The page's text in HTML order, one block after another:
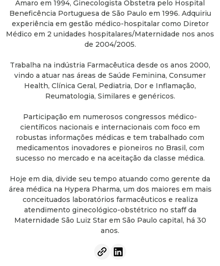
Amaro em 1994, Ginecologista Obstetra pelo Hospital
Beneficência Portuguesa de São Paulo em 1996. Adquiriu
experiência em gestão médico-hospitalar como Diretor
Médico em 2 unidades hospitalares/Maternidade nos anos
de 2004/2005.
Trabalha na indústria Farmacêutica desde os anos 2000,
vindo a atuar nas áreas de Saúde Feminina, Consumer
Health, Clínica Geral, Pediatria, Dor e Inflamação,
Reumatologia, Similares e genéricos.
Participação em numerosos congressos médico-
científicos nacionais e internacionais com foco em
robustas informações médicas e tem trabalhado com
medicamentos inovadores e pioneiros no Brasil, com
sucesso no mercado e na aceitação da classe médica.
Hoje em dia, divide seu tempo atuando como gerente da
área médica na Hypera Pharma, um dos maiores em mais
conceituados laboratórios farmacêuticos e realiza
atendimento ginecológico-obstétrico no staff da
Maternidade São Luiz Star em São Paulo capital, há 30
anos.